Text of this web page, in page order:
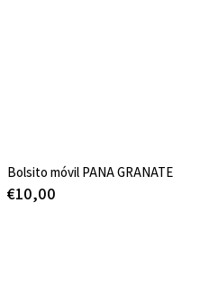
Bolsito móvil PANA GRANATE
€10,00